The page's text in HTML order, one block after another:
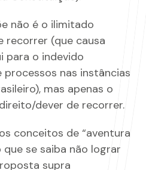
não é o ilimitado
recorrer (que causa
para o indevido
nas instâncias
mas apenas o
dever de recorrer.
conceitos de “aventura
que se saiba não lograr
supra